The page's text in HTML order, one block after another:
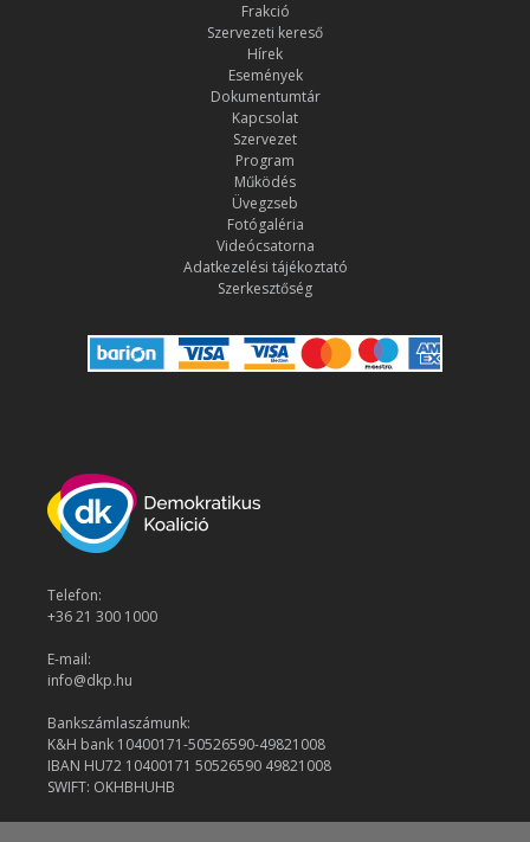
Frakció
Szervezeti kereső
Hírek
Események
Dokumentumtár
Kapcsolat
Szervezet
Program
Működés
Üvegzseb
Fotógaléria
Videócsatorna
Adatkezelési tájékoztató
Szerkesztőség
Telefon:
+36 21 300 1000
E-mail:
info@dkp.hu
Bankszámlaszámunk:
K&H bank 10400171-50526590-49821008
IBAN HU72 10400171 50526590 49821008
SWIFT: OKHBHUHB